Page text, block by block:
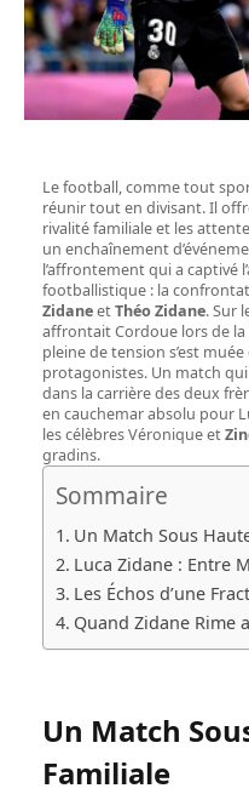
Le football, comme tout
réunir tout en divisant. Il
rivalité familiale et les
un enchaînement
l’affrontement qui a captivé
footballistique : la
ZidaneetThéo Zidane. Sur
affrontait Cordoue lors de
pleine de tension s’est
protagonistes. Un match
dans la carrière des deux
en cauchemar absolu pour
les célèbres Véronique et
gradins.
Sommaire
Un Match Sous
Luca Zidane : Entre
Les Échos d’une
Quand Zidane Rime
Un Match
Familiale